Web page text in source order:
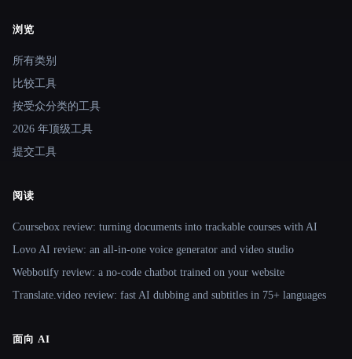
Site navigation
浏览
所有类别
比较工具
按受众分类的工具
2026 年顶级工具
提交工具
阅读
Coursebox review: turning documents into trackable courses with AI
Lovo AI review: an all-in-one voice generator and video studio
Webbotify review: a no-code chatbot trained on your website
Translate.video review: fast AI dubbing and subtitles in 75+ languages
面向 AI